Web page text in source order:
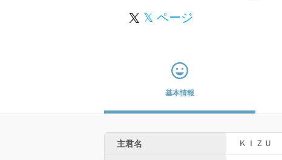
𝕏 ページ
基本情報
主君名 ＫＩＺＵ